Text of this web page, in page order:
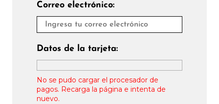
Correo electrónico:
Datos de la tarjeta:
No se pudo cargar el procesador de
pagos. Recarga la página e intenta de
nuevo.